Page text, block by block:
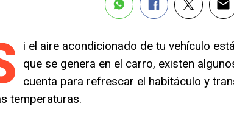
i el aire acondicionado de tu vehículo
que se genera en el carro, existen
cuenta para refrescar el habitáculo y
temperaturas.